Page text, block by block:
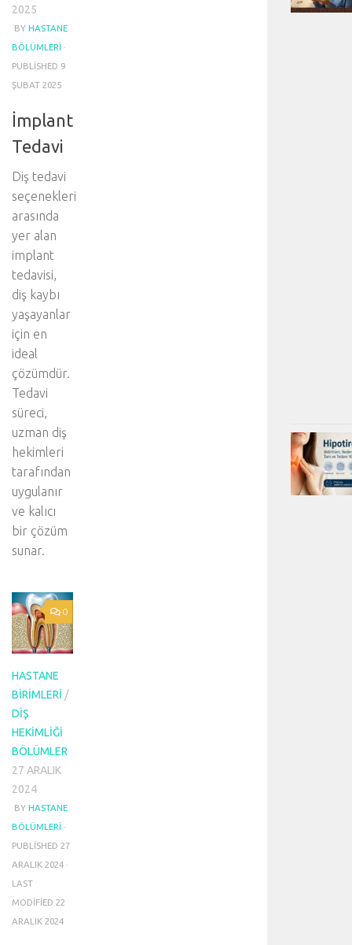
2025
BY HASTANE
BÖLÜMLERI ·
PUBLISHED 9
ŞUBAT 2025
İmplant
Tedavi
Diş tedavi
seçenekleri
arasında
yer alan
implant
tedavisi,
diş kaybı
yaşayanlar
için en
ideal
çözümdür.
Tedavi
süreci,
uzman diş
hekimleri
tarafından
uygulanır
ve kalıcı
bir çözüm
sunar.
0
HASTANE
BIRIMLERI /
DIŞ
HEKIMLIĞI
BÖLÜMLER
27 ARALIK
2024
BY HASTANE
BÖLÜMLERI ·
PUBLISHED 27
ARALIK 2024 ·
LAST
MODIFIED 22
ARALIK 2024